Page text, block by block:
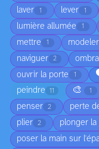
laver 1 lever 1
lumière allumée 1
mettre 1 modeler
naviguer 2
ouvrir la porte 1
peindre 11 🎨 1
penser 2 perte
plier 2 plonger la
poser la main sur